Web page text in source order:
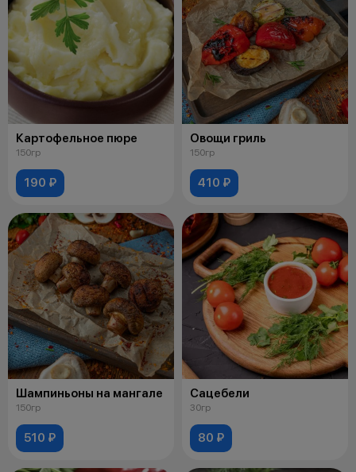
Картофельное пюре
150гр
190 ₽
Овощи гриль
150гр
410 ₽
Шампиньоны на мангале
150гр
510 ₽
Сацебели
30гр
80 ₽